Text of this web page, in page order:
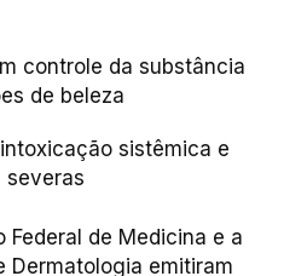
controle da substância
de beleza
sistêmica e
severas
Federal de Medicina e a
Dermatologia emitiram